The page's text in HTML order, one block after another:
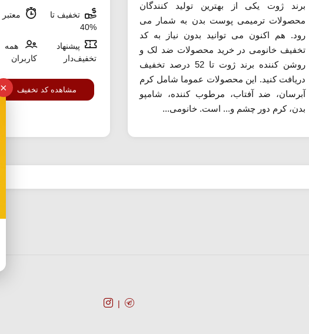
برند ژوت یکی از بهترین تولید کنندگان
محصولات ترمیمی پوست بدن به شمار می
رود. هم اکنون می توانید بدون نیاز به کد
تخفیف خانومی در خرید محصولات ضد لک و
روشن کننده برند ژوت تا 52 درصد تخفیف
دریافت کنید. این محصولات عموما شامل کرم
آبرسان، ضد آفتاب، مرطوب کننده، شامپو
بدن، کرم دور چشم و... است. خانومی...
تخفیف تا
%40
معتبر
پیشنهاد
تخفیف‌دار
همه
کاربران
مشاهده کد تخفیف ×